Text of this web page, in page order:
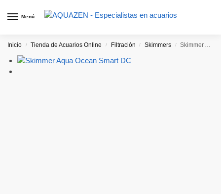
Menú
Inicio / Tienda de Acuarios Online / Filtración / Skimmers / Skimmer Aqua Ocean Smart DC